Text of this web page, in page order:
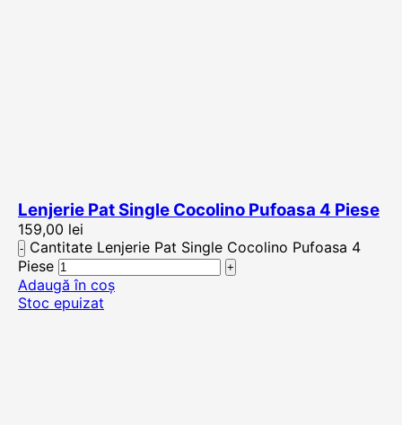
Lenjerie Pat Single Cocolino Pufoasa 4 Piese
159,00 lei
Cantitate Lenjerie Pat Single Cocolino Pufoasa 4
Piese
Adaugă în coș
Stoc epuizat